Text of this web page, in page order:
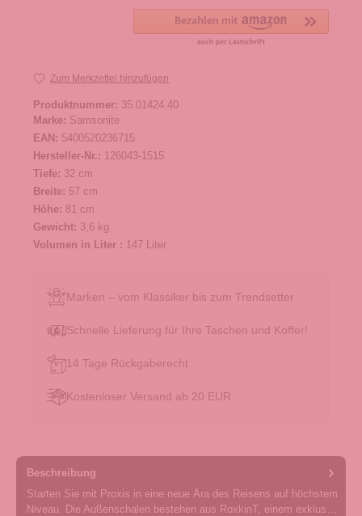
Zum Merkzettel hinzufügen
Produktnummer: 35.01424.40
Marke: Samsonite
EAN: 5400520236715
Hersteller-Nr.: 126043-1515
Tiefe: 32 cm
Breite: 57 cm
Höhe: 81 cm
Gewicht: 3,6 kg
Volumen in Liter : 147 Liter
Marken – vom Klassiker bis zum Trendsetter
Schnelle Lieferung für Ihre Taschen und Koffer!
14 Tage Rückgaberecht
Kostenloser Versand ab 20 EUR
Beschreibung
Starten Sie mit Proxis in eine neue Ära des Reisens auf höchstem
Niveau. Die Außenschalen bestehen aus RoxkinT, einem exklus…